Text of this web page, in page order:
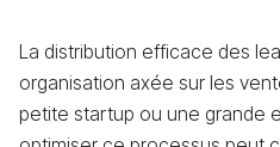
La distribution efficace des
organisation axée sur les
petite startup ou une grande